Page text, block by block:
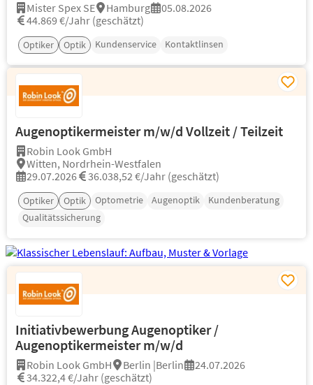
Mister Spex SE Hamburg
05.08.2026
44.869 €/Jahr (geschätzt)
Optiker Optik Kundenservice Kontaktlinsen
Augenoptikermeister m/w/d Vollzeit / Teilzeit
Robin Look GmbH
Witten, Nordrhein-Westfalen
29.07.2026
36.038,52 €/Jahr (geschätzt)
Optiker Optik Optometrie Augenoptik
Kundenberatung
Qualitätssicherung
Initiativbewerbung Augenoptiker /
Augenoptikermeister m/w/d
Robin Look GmbH Berlin |Berlin
24.07.2026
34.322,4 €/Jahr (geschätzt)